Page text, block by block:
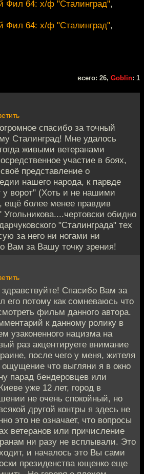
Фил 64: х/ф "Сталинград",
Фил 64: х/ф "Сталинград",
всего: 26, Goblin: 1
спасибо за точный
Сталинград! Мне удалось
живыми ветеранами
участие в боях,
представление о
нашего народа, к парвде
ворот" (Хоть и не нашими
ещё более менее правдив
Угольникова....чертовски обидно
"Сталинграда" тех
за него ни ногами ни
Вам за Вашу точку зрения!
Спасибо Вам за
потому как сомневаюсь что
фильм данного автора.
к данному ролику в
узаконенного нацизма на
раз акцентируете внимание
после чего у меня, жителя
ощущение что выгляни я в окно
парад бендеровцев или
уже 12 лет, город в
не очень спокойный, но
другой контры я здесь не
это не означает, что вопросы
ветеранов или причисление
ни разу не всплывали. Это
и началось это Вы сами
президенства ющенко еще